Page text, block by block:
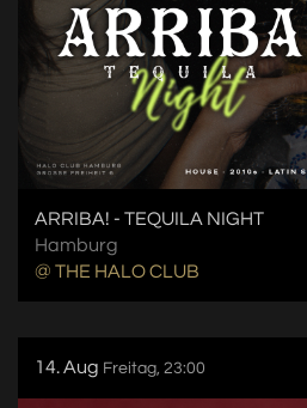
ARRIBA! - TEQUILA NIGHT
Hamburg
@ THE HALO CLUB
14. Aug Freitag, 23:00